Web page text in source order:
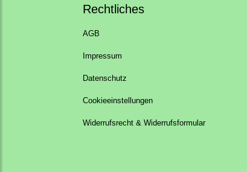
Rechtliches
AGB
Impressum
Datenschutz
Cookieeinstellungen
Widerrufsrecht & Widerrufsformular